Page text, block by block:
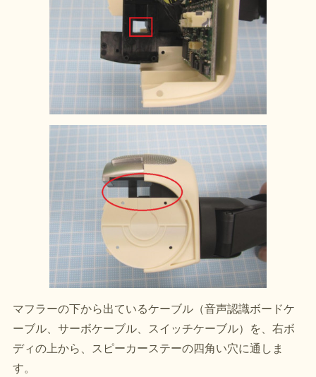
マフラーの下から出ているケーブル（音声認識ボードケ
ーブル、サーボケーブル、スイッチケーブル）を、右ボ
ディの上から、スピーカーステーの四角い穴に通しま
す。